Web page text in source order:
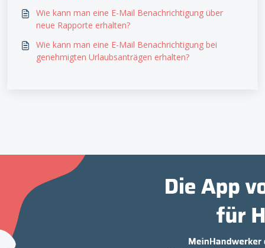
Wie kann man eine E-Mail Benachrichtigung über
neue Rapporte erhalten?
Wie kann man eine E-Mail Benachrichtigung bei
genehmigten Urlaubsanträgen erhalten?